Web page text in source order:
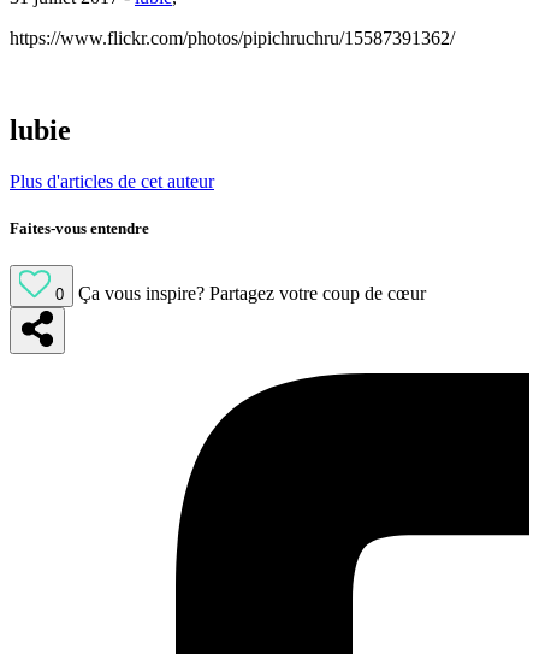
https://www.flickr.com/photos/pipichruchru/15587391362/
lubie
Plus d'articles de cet auteur
Faites-vous entendre
0 Ça vous inspire? Partagez votre coup de cœur